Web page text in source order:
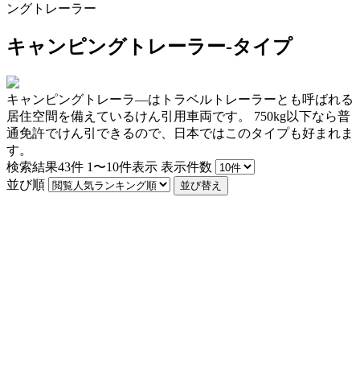
ングトレーラー
キャンピングトレーラー-タイプ
キャンピングトレーラ―はトラベルトレーラーとも呼ばれる
居住空間を備えているけん引用車両です。 750kg以下なら普
通免許でけん引できるので、日本ではこのタイプも好まれま
す。
検索結果43件 1〜10件表示 表示件数
並び順
並び替え